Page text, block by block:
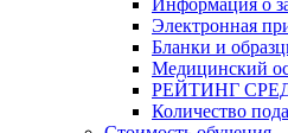
Информация о
Электронная
Бланки и
Медицинский
РЕЙТИНГ
Количество